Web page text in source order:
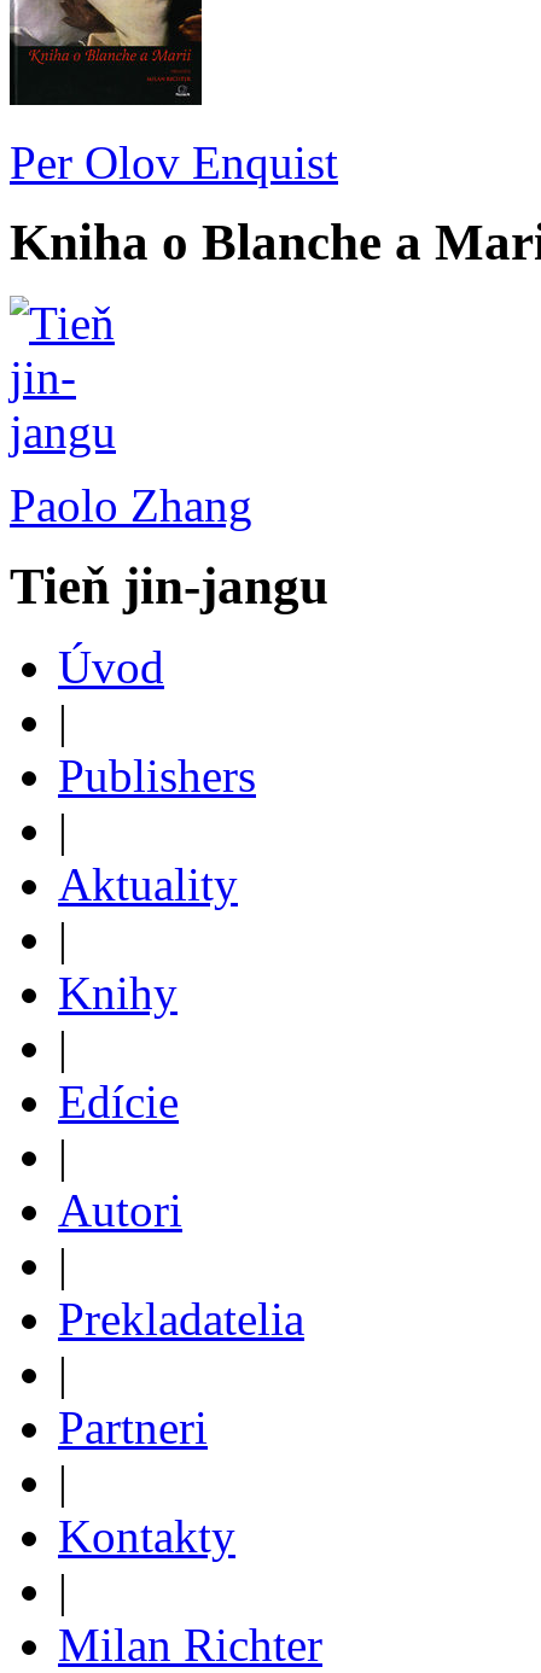
Per Olov Enquist
Kniha o Blanche a
Paolo Zhang
Tieň jin-jangu
Úvod
|
Publishers
|
Aktuality
|
Knihy
|
Edície
|
Autori
|
Prekladatelia
|
Partneri
|
Kontakty
|
Milan Richter